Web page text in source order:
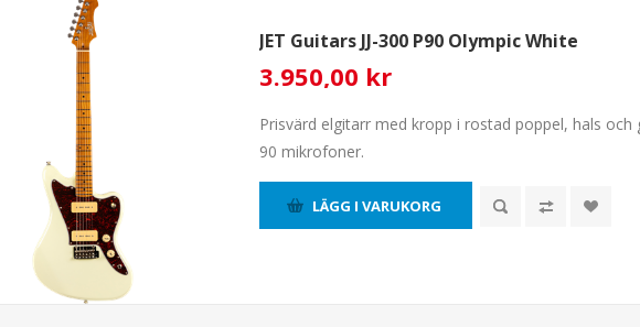
JET Guitars JJ-300 P90 Olympic White
3.950,00 kr
Prisvärd elgitarr med kropp i rostad poppel, hals
90 mikrofoner.
LÄGG I VARUKORG